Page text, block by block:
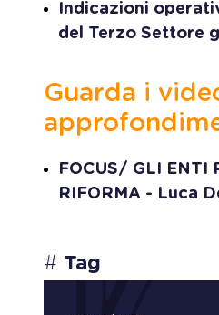
Indicazioni
del Terzo Settore
Guarda i
FOCUS/ GLI ENTI
RIFORMA - Luca
# Tag